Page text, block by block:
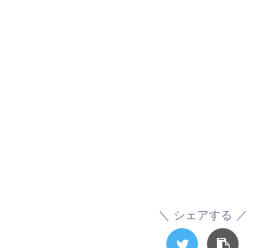
シェアする